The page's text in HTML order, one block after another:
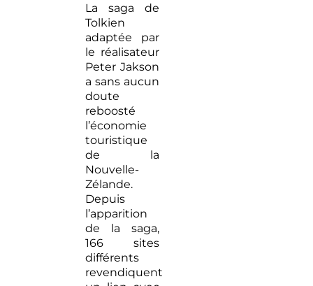
La saga de
Tolkien
adaptée par
le réalisateur
Peter Jakson
a sans aucun
doute
reboosté
l’économie
touristique
de la
Nouvelle-
Zélande.
Depuis
l’apparition
de la saga,
166 sites
différents
revendiquent